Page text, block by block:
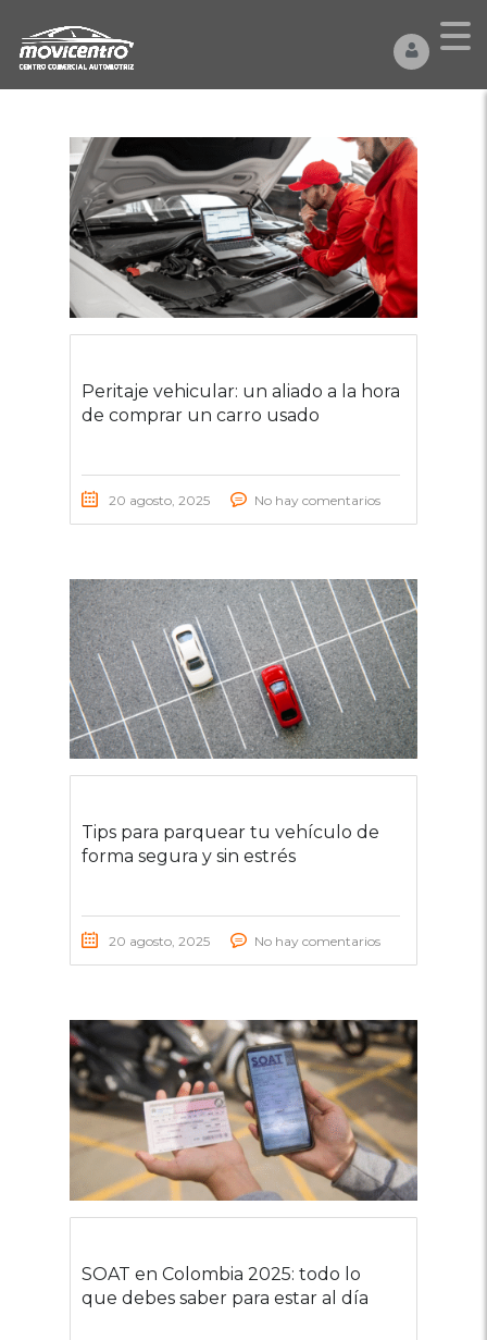
Peritaje vehicular: un aliado a la hora
de comprar un carro usado
20 agosto, 2025 No hay comentarios
Tips para parquear tu vehículo de
forma segura y sin estrés
20 agosto, 2025 No hay comentarios
SOAT en Colombia 2025: todo lo
que debes saber para estar al día